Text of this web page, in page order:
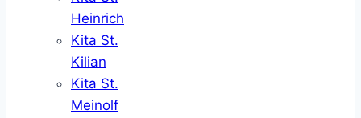
Heinrich
Kita St.
Kilian
Kita St.
Meinolf